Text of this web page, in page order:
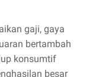
gaji, gaya
bertambah
konsumtif
besar